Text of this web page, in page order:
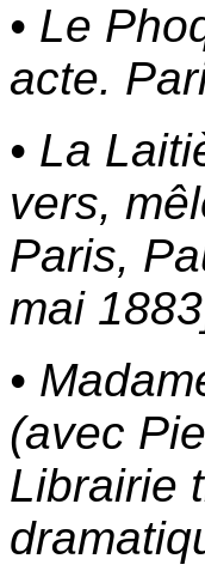
• Le
acte.
• La
vers,
Paris,
mai
•
(avec
Librairie